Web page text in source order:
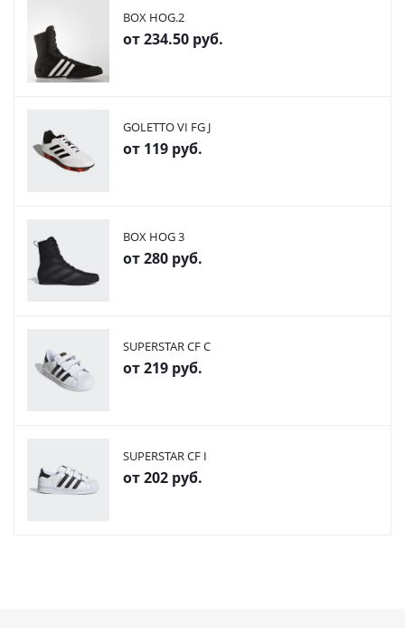
BOX HOG.2
от234.50 руб.
GOLETTO VI FG J
от 119 руб.
BOX HOG 3
от280 руб.
SUPERSTAR CF C
от219 руб.
SUPERSTAR CF I
от202 руб.